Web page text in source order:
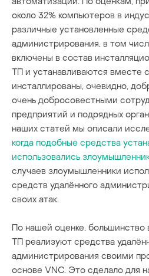
около 32% компьютеров в
различные установленные
администрирования, в том
включены в состав
ТП и устанавливаются вместе
инсталлированы, очевидно,
очень добросовестными
предприятий и подрядных
наших статей мы описали
когда подобные средства
использовались
случаев злоумышленники
средств удалённого
своих атак.
По нашей оценке,
ТП реализуют средства
администрирования своими
основе VNC. Это сделало для